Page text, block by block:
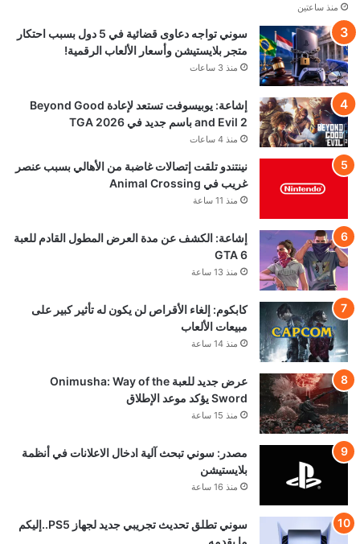
منذ ساعتين
سوني تواجه دعاوى قضائية في 5 دول بسبب احتكار
متجر بلايستيشن وأسعار الألعاب الرقمية!
منذ 3 ساعات
إشاعة: يوبيسوفت تستعد لإعادة Beyond Good
and Evil 2 باسم جديد في TGA 2026
منذ 4 ساعات
نينتندو تلقت إتصالات غاضبة من الأهالي بسبب عنصر
غريب في Animal Crossing
منذ 11 ساعة
إشاعة: الكشف عن مدة العرض المطول القادم للعبة
GTA 6
منذ 13 ساعة
كابكوم: إلغاء الأقراص لن يكون له تأثير كبير على
مبيعات الألعاب
منذ 14 ساعة
عرض جديد للعبة Onimusha: Way of the
Sword يؤكد موعد الإطلاق
منذ 15 ساعة
مصدر: سوني تبحث آلية ادخال الاعلانات في أنظمة
بلايستيشن
منذ 16 ساعة
سوني تطلق تحديث تجريبي جديد لجهاز PS5..إليكم